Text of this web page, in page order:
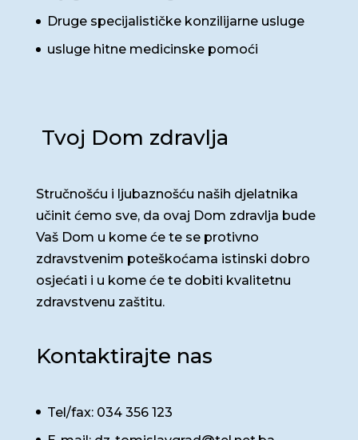
Druge specijalističke konzilijarne usluge
usluge hitne medicinske pomoći
Tvoj Dom zdravlja
Stručnošću i ljubaznošću naših djelatnika
učinit ćemo sve, da ovaj Dom zdravlja bude
Vaš Dom u kome će te se protivno
zdravstvenim poteškoćama istinski dobro
osjećati i u kome će te dobiti kvalitetnu
zdravstvenu zaštitu.
Kontaktirajte nas
Tel/fax: 034 356 123